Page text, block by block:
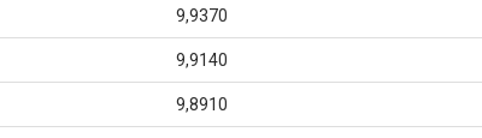
9,9370
9,9140
9,8910